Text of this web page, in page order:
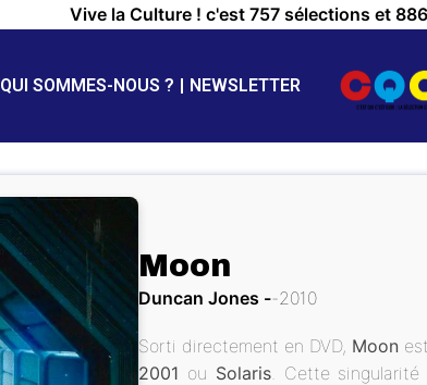
Vive la Culture ! c'est 757 sélections et
QUI SOMMES-NOUS ? NEWSLETTER
Moon
Duncan Jones 2010
Sorti directement en DVD, Moon
2001 ou Solaris. Cette singularité